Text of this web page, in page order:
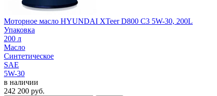
Моторное масло HYUNDAI XTeer D800 C3 5W-30, 200L
Упаковка
200 л
Масло
Синтетическое
SAE
5W-30
в наличии
242 200 руб.